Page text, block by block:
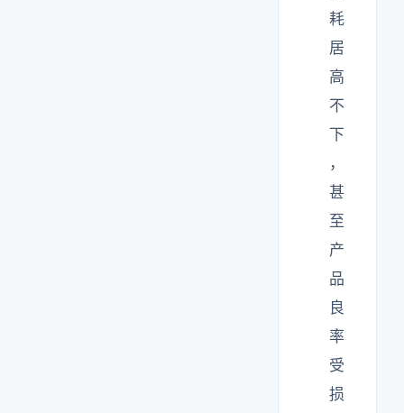
耗
居
高
不
下
，
甚
至
产
品
良
率
受
损